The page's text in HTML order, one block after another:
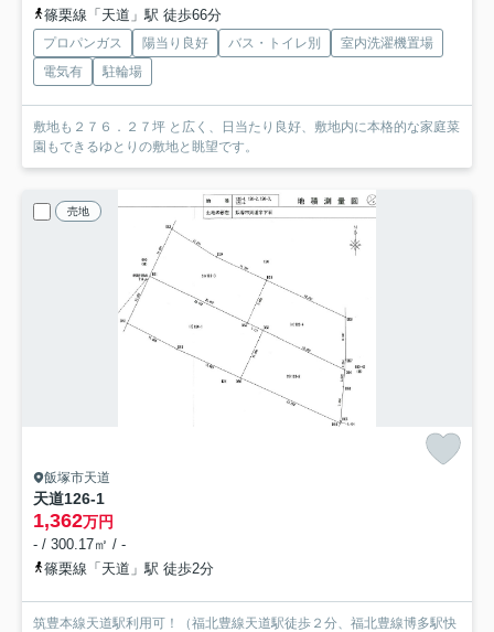
篠栗線「天道」駅 徒歩66分
プロパンガス 陽当り良好 バス・トイレ別
室内洗濯機置場
電気有
駐輪場
敷地も２７６．２７坪 と広く、日当たり良好、敷地内に本格的な家庭菜
園もできるゆとりの敷地と眺望です。
売地
飯塚市天道
天道126-1
1,362万円
- / 300.17㎡ / -
篠栗線「天道」駅 徒歩2分
筑豊本線天道駅利用可！（福北豊線天道駅徒歩２分、福北豊線博多駅快